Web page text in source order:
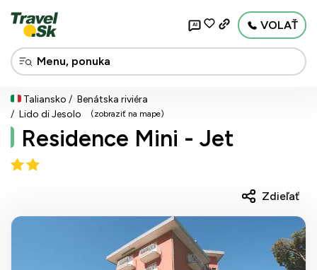
AI VOLAŤ
Taliansko
Benátska riviéra
Lido di Jesolo
(zobraziť na mape)
Residence Mini - Jet
Zdieľať